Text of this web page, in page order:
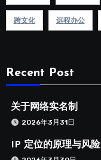
跨文化 远程办公
Recent Post
关于网络实名制
2026年3月31日
IP 定位的原理与风险